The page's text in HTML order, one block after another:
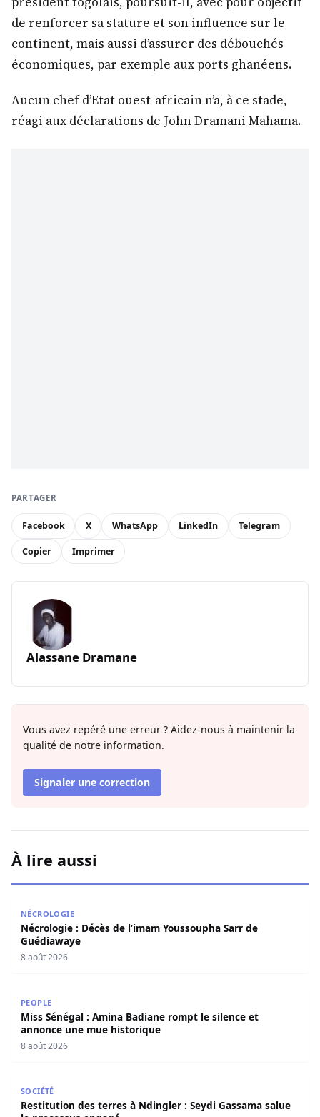
de renforcer sa stature et son influence sur le
continent, mais aussi d’assurer des débouchés
économiques, par exemple aux ports ghanéens.
Aucun chef d’Etat ouest-africain n’a, à ce stade,
réagi aux déclarations de John Dramani Mahama.
PARTAGER
Facebook X WhatsApp LinkedIn Telegram
Copier Imprimer
Alassane Dramane
Vous avez repéré une erreur ? Aidez-nous à maintenir la
qualité de notre information.
Signaler une correction
À lire aussi
NÉCROLOGIE
Nécrologie : Décès de l’imam Youssoupha Sarr de
Guédiawaye
8 août 2026
PEOPLE
Miss Sénégal : Amina Badiane rompt le silence et
annonce une mue historique
8 août 2026
SOCIÉTÉ
Restitution des terres à Ndingler : Seydi Gassama salue